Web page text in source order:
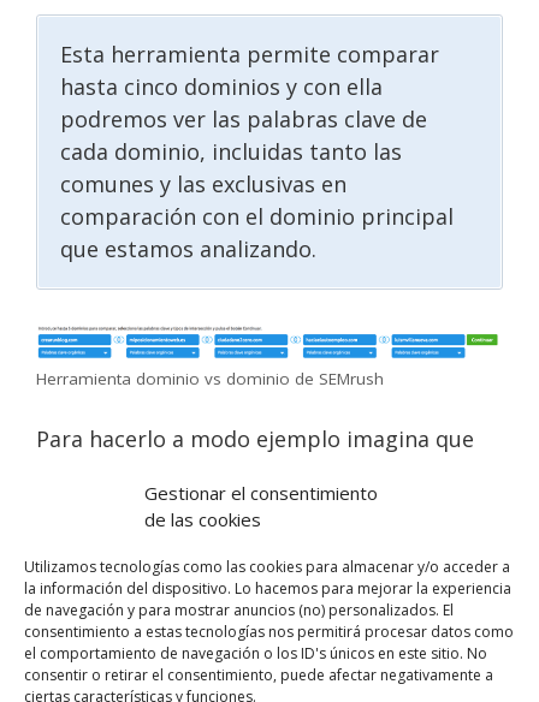
Gestionar el consentimiento
de las cookies
Utilizamos tecnologías como las cookies para almacenar y/o acceder a
la información del dispositivo. Lo hacemos para mejorar la experiencia
de navegación y para mostrar anuncios (no) personalizados. El
consentimiento a estas tecnologías nos permitirá procesar datos como
el comportamiento de navegación o los ID's únicos en este sitio. No
consentir o retirar el consentimiento, puede afectar negativamente a
ciertas características y funciones.
Esta herramienta permite comparar
hasta cinco dominios y con ella
podremos ver las palabras clave de
cada dominio, incluidas tanto las
comunes y las exclusivas en
comparación con el dominio principal
que estamos analizando.
Herramienta dominio vs dominio de SEMrush
Para hacerlo a modo ejemplo imagina que
Para ello, lo primero que haré esbuscar
aquellos dominios mejor posicionados para
esa keywordy los introduciré en SEMrush.